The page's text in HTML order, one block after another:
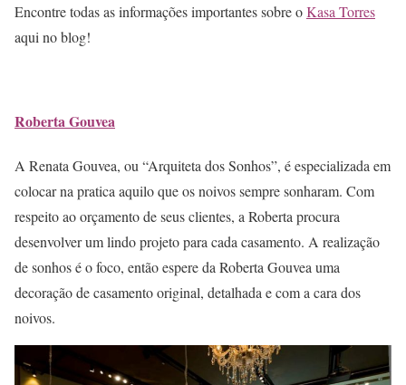
Encontre todas as informações importantes sobre oKasa Torres
aqui no blog!
Roberta Gouvea
A Renata Gouvea, ou “Arquiteta dos Sonhos”, é especializada em
colocar na pratica aquilo que os noivos sempre sonharam. Com
respeito ao orçamento de seus clientes, a Roberta procura
desenvolver um lindo projeto para cada casamento. A realização
de sonhos é o foco, então espere da Roberta Gouvea uma
decoração de casamento original, detalhada e com a cara dos
noivos.